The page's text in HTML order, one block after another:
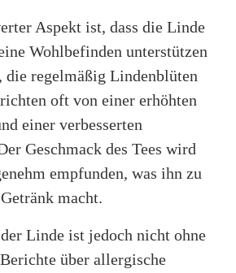
Aspekt ist, dass die Linde
Wohlbefinden unterstützen
die regelmäßig Lindenblüten
oft von einer erhöhten
einer verbesserten
Geschmack des Tees wird
empfunden, was ihn zu
macht.
Linde ist jedoch nicht ohne
über allergische